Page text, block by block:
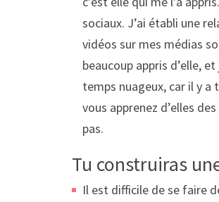
sociaux. J’ai établi une
vidéos sur mes médias
beaucoup appris d’elle,
temps nuageux, car il y a
vous apprenez d’elles
pas.
Tu construiras
Il est difficile de se faire